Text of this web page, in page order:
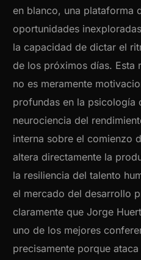
en blanco, una plataforma
oportunidades
la capacidad de dictar el
de los próximos días. Esta
no es meramente
profundas en la psicología
neurociencia del
interna sobre el comienzo
altera directamente la
la resiliencia del talento
el mercado del desarrollo
claramente que Jorge
uno de los mejores
precisamente porque